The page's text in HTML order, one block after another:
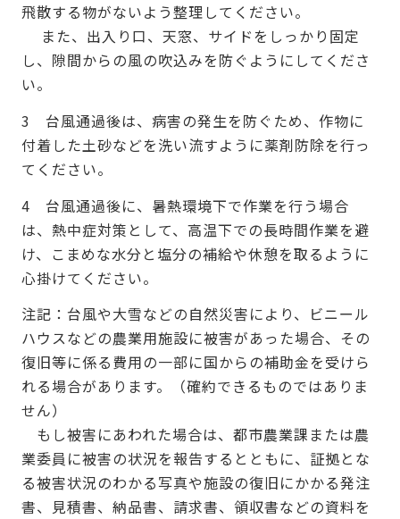
飛散する物がないよう整理してください。
また、出入り口、天窓、サイドをしっかり固定
し、隙間からの風の吹込みを防ぐようにしてくださ
い。
3 台風通過後は、病害の発生を防ぐため、作物に
付着した土砂などを洗い流すように薬剤防除を行っ
てください。
4 台風通過後に、暑熱環境下で作業を行う場合
は、熱中症対策として、高温下での長時間作業を避
け、こまめな水分と塩分の補給や休憩を取るように
心掛けてください。
注記：台風や大雪などの自然災害により、ビニール
ハウスなどの農業用施設に被害があった場合、その
復旧等に係る費用の一部に国からの補助金を受けら
れる場合があります。（確約できるものではありま
せん）
もし被害にあわれた場合は、都市農業課または農
業委員に被害の状況を報告するとともに、証拠とな
る被害状況のわかる写真や施設の復旧にかかる発注
書、見積書、納品書、請求書、領収書などの資料を